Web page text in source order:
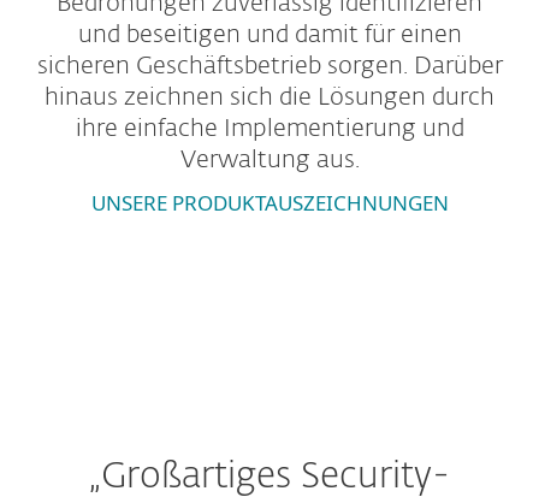
und beseitigen und damit für einen
sicheren Geschäftsbetrieb sorgen. Darüber
hinaus zeichnen sich die Lösungen durch
ihre einfache Implementierung und
Verwaltung aus.
UNSERE PRODUKTAUSZEICHNUNGEN
„Großartiges Security-